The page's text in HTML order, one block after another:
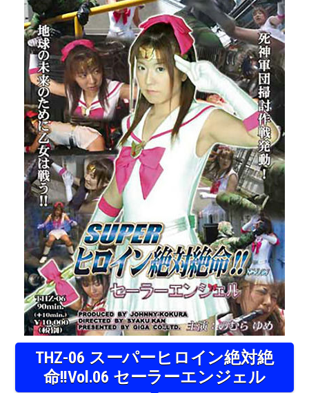
THZ-06 スーパーヒロイン絶対絶
命!!Vol.06 セーラーエンジェル